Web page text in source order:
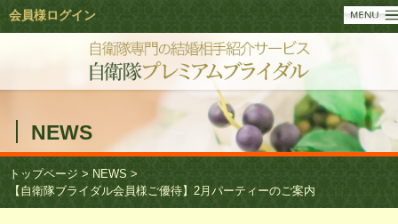
NEWS
トップページ > NEWS >
【自衛隊ブライダル会員様ご優待】2月パーティーのご案内
会員様ログイン